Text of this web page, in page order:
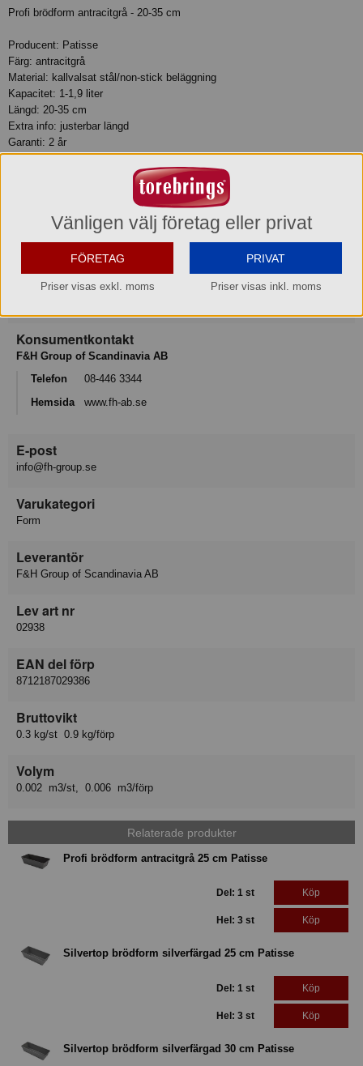
Profi brödform antracitgrå - 20-35 cm
Producent: Patisse
Färg: antracitgrå
Material: kallvalsat stål/non-stick beläggning
Kapacitet: 1-1,9 liter
Längd: 20-35 cm
Extra info: justerbar längd
Garanti: 2 år
Produktinformation
Garanti
Varumärke
Konsumentkontakt
F&H Group of Scandinavia AB
Telefon
08-446 3344
Hemsida
www.fh-ab.se
E-post
info@fh-group.se
Varukategori
Form
Leverantör
F&H Group of Scandinavia AB
Lev art nr
02938
EAN del förp
8712187029386
Bruttovikt
0.3 kg/st 0.9 kg/förp
Volym
0.002 m3/st, 0.006 m3/förp
Relaterade produkter
Profi brödform antracitgrå 25 cm Patisse
Del: 1 st Köp
Hel: 3 st Köp
Silvertop brödform silverfärgad 25 cm Patisse
Del: 1 st Köp
Hel: 3 st Köp
Silvertop brödform silverfärgad 30 cm Patisse
Vänligen välj företag eller privat
FÖRETAG
Priser visas exkl. moms
PRIVAT
Priser visas inkl. moms